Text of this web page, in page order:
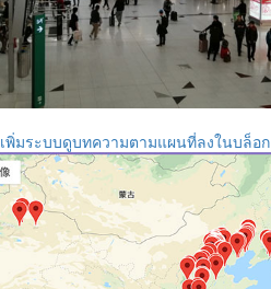
เพิ่มระบบดูบทความตามแผนที่ลงในบล็อก